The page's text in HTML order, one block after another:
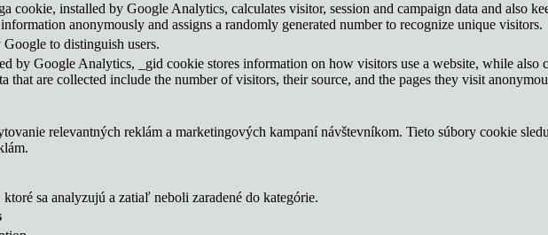
cookie, installed by Google Analytics, calculates visitor, session and campaign data and also
anonymously and assigns a randomly generated number to recognize unique visitors.
Google to distinguish users.
by Google Analytics, _gid cookie stores information on how visitors use a website, while also
that are collected include the number of visitors, their source, and the pages they visit
relevantných reklám a marketingových kampaní návštevníkom. Tieto súbory cookie
sa analyzujú a zatiaľ neboli zaradené do kategórie.